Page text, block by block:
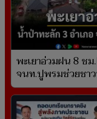
พะเยาอ่วมฝน 8 ช
จนท.ปูพรมช่วยชา